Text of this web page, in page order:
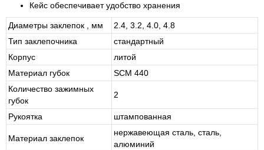
Кейс обеспечивает удобство хранения
Диаметры заклепок , мм
2.4, 3.2, 4.0, 4.8
Тип заклепочника
стандартный
Корпус
литой
Материал губок
SCM 440
Количество зажимных
губок
2
Рукоятка штампованная
Материал заклепок
нержавеющая сталь, сталь,
алюминий